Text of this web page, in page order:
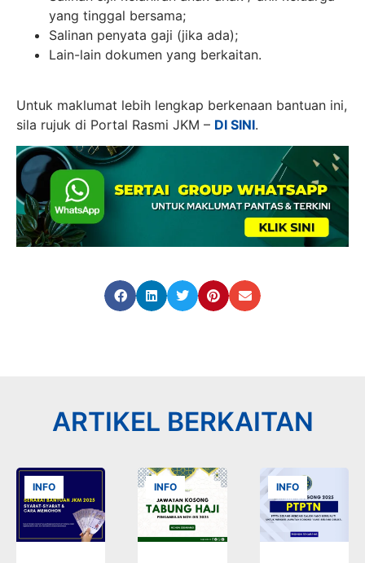
yang tinggal bersama;
Salinan penyata gaji (jika ada);
Lain-lain dokumen yang berkaitan.
Untuk maklumat lebih lengkap berkenaan bantuan ini,
sila rujuk di Portal Rasmi JKM – DI SINI.
ARTIKEL BERKAITAN
INFO INFO INFO